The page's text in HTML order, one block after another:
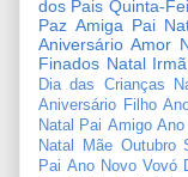
dos Pais Quinta-
Paz Amiga Pai
Aniversário Amor
Finados Natal Irmã
Dia das Crianças
Aniversário Filho
Natal Pai Amigo Ano
Natal Mãe Outubro
Pai Ano Novo Vovó